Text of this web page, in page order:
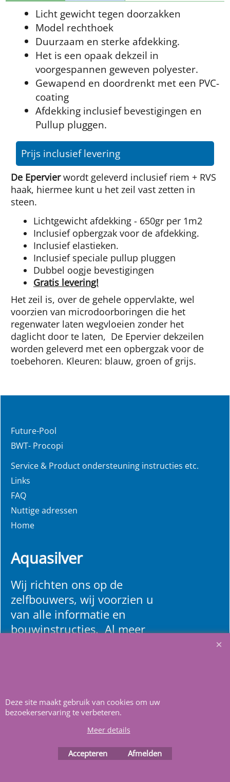
Licht gewicht tegen doorzakken
Model rechthoek
Duurzaam en sterke afdekking.
Het is een opaak dekzeil in
voorgespannen geweven polyester.
Gewapend en doordrenkt met een PVC-
coating
Afdekking inclusief bevestigingen en
Pullup pluggen.
Prijs inclusief levering
De Epervierwordt geleverd inclusief riem + RVS
haak, hiermee kunt u het zeil vast zetten in
steen.
Lichtgewicht afdekking - 650gr per 1m2
Inclusief opbergzak voor de afdekking.
Inclusief elastieken.
Inclusief speciale pullup pluggen
Dubbel oogje bevestigingen
Gratis levering!
Het zeil is, over de gehele oppervlakte, wel
voorzien van microdoorboringen die het
regenwater laten wegvloeien zonder het
daglicht door te laten,  De Epervier dekzeilen
worden geleverd met een opbergzak voor de
toebehoren. Kleuren: blauw, groen of grijs.
Future-Pool
BWT- Procopi
Service & Product ondersteuning instructies etc.
Links
FAQ
Nuttige adressen
Home
Aquasilver
Wij richten ons op de
zelfbouwers, wij voorzien u
van alle informatie en
bouwinstructies. Al meer
Heeft u vragenmail ons.
Deze site maakt gebruik van cookies om uw
bezoekerservaring te verbeteren.
Meer details
Accepteren Afmelden